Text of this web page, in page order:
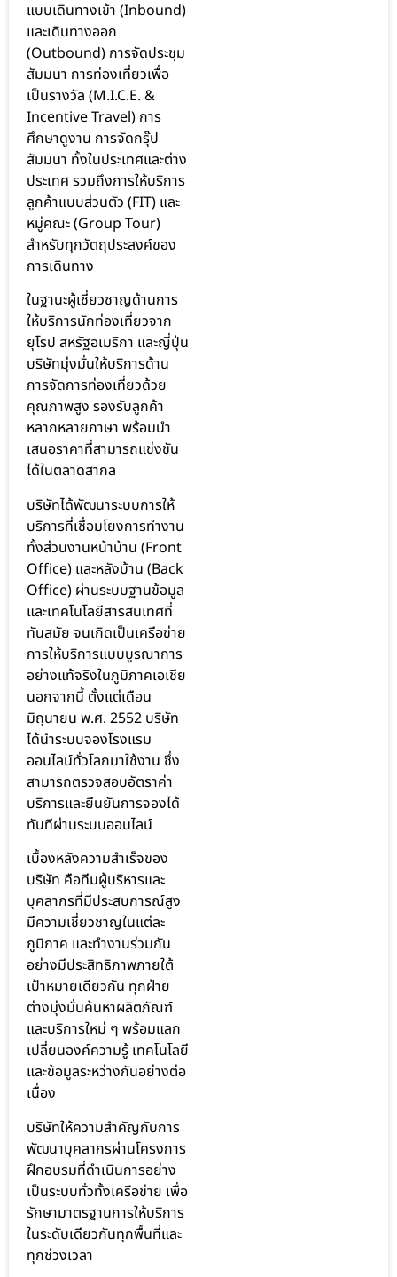
แบบเดินทางเข้า (Inbound)
และเดินทางออก
(Outbound) การจัดประชุม
สัมมนา การท่องเที่ยวเพื่อ
เป็นรางวัล (M.I.C.E. &
Incentive Travel) การ
ศึกษาดูงาน การจัดกรุ๊ป
สัมมนา ทั้งในประเทศและต่าง
ประเทศ รวมถึงการให้บริการ
ลูกค้าแบบส่วนตัว (FIT) และ
หมู่คณะ (Group Tour)
สำหรับทุกวัตถุประสงค์ของ
การเดินทาง
ในฐานะผู้เชี่ยวชาญด้านการ
ให้บริการนักท่องเที่ยวจาก
ยุโรป สหรัฐอเมริกา และญี่ปุ่น
บริษัทมุ่งมั่นให้บริการด้าน
การจัดการท่องเที่ยวด้วย
คุณภาพสูง รองรับลูกค้า
หลากหลายภาษา พร้อมนำ
เสนอราคาที่สามารถแข่งขัน
ได้ในตลาดสากล
บริษัทได้พัฒนาระบบการให้
บริการที่เชื่อมโยงการทำงาน
ทั้งส่วนงานหน้าบ้าน (Front
Office) และหลังบ้าน (Back
Office) ผ่านระบบฐานข้อมูล
และเทคโนโลยีสารสนเทศที่
ทันสมัย จนเกิดเป็นเครือข่าย
การให้บริการแบบบูรณาการ
อย่างแท้จริงในภูมิภาคเอเชีย
นอกจากนี้ ตั้งแต่เดือน
มิถุนายน พ.ศ. 2552 บริษัท
ได้นำระบบจองโรงแรม
ออนไลน์ทั่วโลกมาใช้งาน ซึ่ง
สามารถตรวจสอบอัตราค่า
บริการและยืนยันการจองได้
ทันทีผ่านระบบออนไลน์
เบื้องหลังความสำเร็จของ
บริษัท คือทีมผู้บริหารและ
บุคลากรที่มีประสบการณ์สูง
มีความเชี่ยวชาญในแต่ละ
ภูมิภาค และทำงานร่วมกัน
อย่างมีประสิทธิภาพภายใต้
เป้าหมายเดียวกัน ทุกฝ่าย
ต่างมุ่งมั่นค้นหาผลิตภัณฑ์
และบริการใหม่ ๆ พร้อมแลก
เปลี่ยนองค์ความรู้ เทคโนโลยี
และข้อมูลระหว่างกันอย่างต่อ
เนื่อง
บริษัทให้ความสำคัญกับการ
พัฒนาบุคลากรผ่านโครงการ
ฝึกอบรมที่ดำเนินการอย่าง
เป็นระบบทั่วทั้งเครือข่าย เพื่อ
รักษามาตรฐานการให้บริการ
ในระดับเดียวกันทุกพื้นที่และ
ทุกช่วงเวลา